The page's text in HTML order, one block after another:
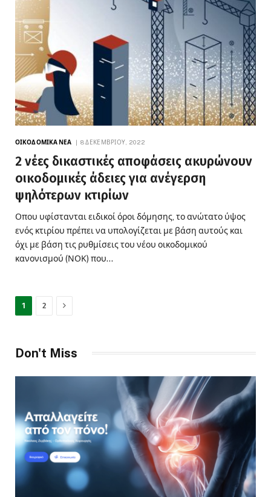
ΟΙΚΟΔΟΜΙΚΆ ΝΈΑ 8 ΔΕΚΕΜΒΡΊΟΥ, 2022
2 νέες δικαστικές αποφάσεις ακυρώνουν
οικοδομικές άδειες για ανέγερση
ψηλότερων κτιρίων
Οπου υφίστανται ειδικοί όροι δόμησης, το ανώτατο ύψος
ενός κτιρίου πρέπει να υπολογίζεται με βάση αυτούς και
όχι με βάση τις ρυθμίσεις του νέου οικοδομικού
κανονισμού (ΝΟΚ) που…
1 2 Next
Don't Miss